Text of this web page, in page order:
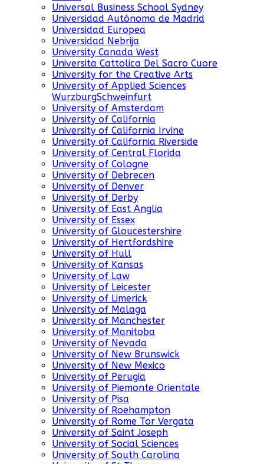
Universal Business School Sydney
Universidad Autónoma de Madrid
Universidad Europea
Universidad Nebrija
University Canada West
Universita Cattolica Del Sacro Cuore
University for the Creative Arts
University of Applied Sciences
WurzburgSchweinfurt
University of Amsterdam
University of California
University of California Irvine
University of California Riverside
University of Central Florida
University of Cologne
University of Debrecen
University of Denver
University of Derby
University of East Anglia
University of Essex
University of Gloucestershire
University of Hertfordshire
University of Hull
University of Kansas
University of Law
University of Leicester
University of Limerick
University of Malaga
University of Manchester
University of Manitoba
University of Nevada
University of New Brunswick
University of New Mexico
University of Perugia
University of Piemonte Orientale
University of Pisa
University of Roehampton
University of Rome Tor Vergata
University of Saint Joseph
University of Social Sciences
University of South Carolina